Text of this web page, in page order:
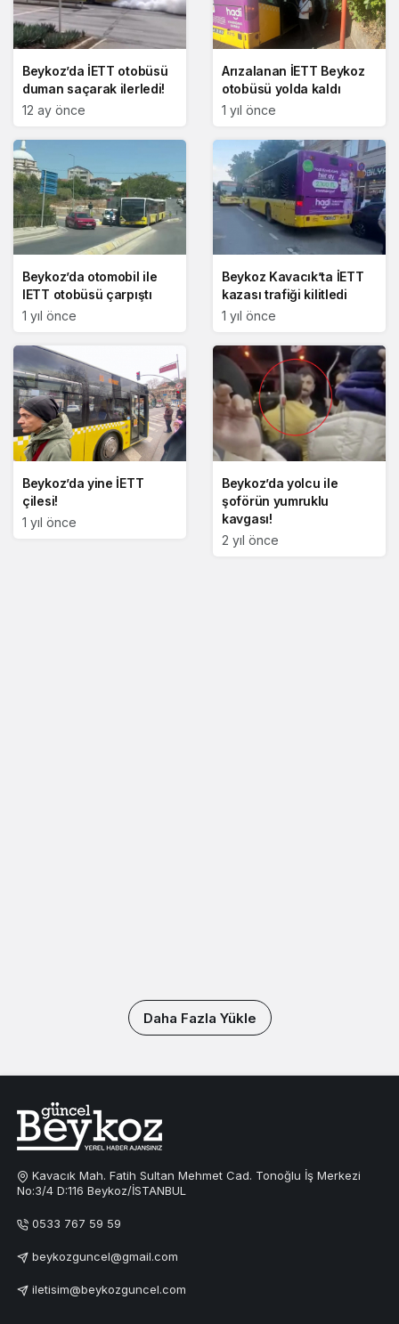
Beykoz’da İETT otobüsü
duman saçarak ilerledi!
12 ay önce
Arızalanan İETT Beykoz
otobüsü yolda kaldı
1 yıl önce
Beykoz’da otomobil ile
IETT otobüsü çarpıştı
1 yıl önce
Beykoz Kavacık’ta İETT
kazası trafiği kilitledi
1 yıl önce
Beykoz’da yine İETT
çilesi!
1 yıl önce
Beykoz’da yolcu ile
şoförün yumruklu
kavgası!
2 yıl önce
Daha Fazla Yükle
Kavacık Mah. Fatih Sultan Mehmet Cad. Tonoğlu İş Merkezi
No:3/4 D:116 Beykoz/İSTANBUL
0533 767 59 59
beykozguncel@gmail.com
iletisim@beykozguncel.com